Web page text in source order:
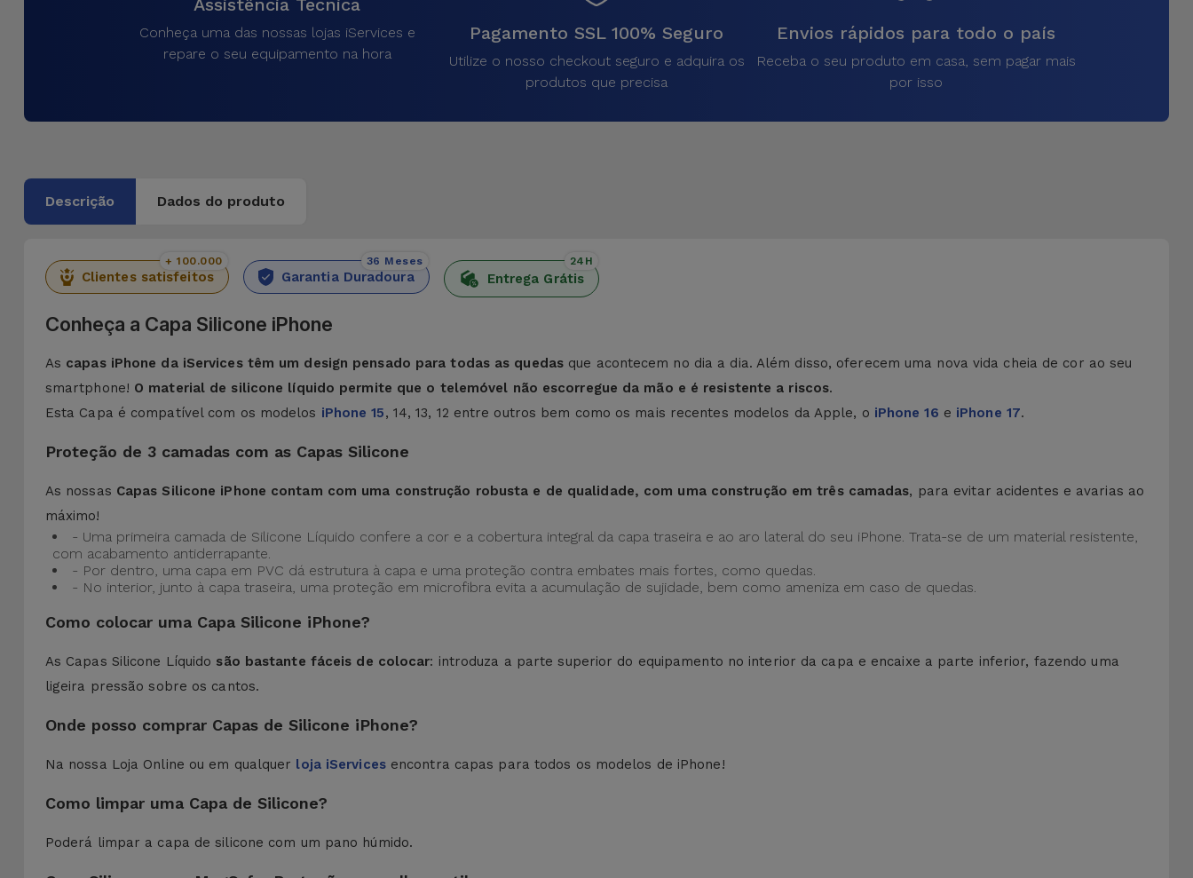
Assistência Técnica
Conheça uma das nossas lojas iServices e
repare o seu equipamento na hora
Pagamento SSL 100% Seguro
Utilize o nosso checkout seguro e adquira os
produtos que precisa
Envios rápidos para todo o país
Receba o seu produto em casa, sem pagar mais
por isso
Descrição Dados do produto
Clientes satisfeitos
+ 100.000
Garantia Duradoura
36 Meses
Entrega Grátis
24H
Conheça a Capa Silicone iPhone
As capas iPhone da iServices têm um design pensado para todas as quedas que acontecem no dia a dia. Além disso, oferecem uma nova vida cheia de cor ao seu
smartphone! O material de silicone líquido permite que o telemóvel não escorregue da mão e é resistente a riscos.
Esta Capa é compatível com os modelos iPhone 15, 14, 13, 12 entre outros bem como os mais recentes modelos da Apple, o iPhone 16 e iPhone 17.
Proteção de 3 camadas com as Capas Silicone
As nossas Capas Silicone iPhone contam com uma construção robusta e de qualidade, com uma construção em três camadas, para evitar acidentes e avarias ao
máximo!
- Uma primeira camada de Silicone Líquido confere a cor e a cobertura integral da capa traseira e ao aro lateral do seu iPhone. Trata-se de um material resistente,
com acabamento antiderrapante.
- Por dentro, uma capa em PVC dá estrutura à capa e uma proteção contra embates mais fortes, como quedas.
- No interior, junto à capa traseira, uma proteção em microfibra evita a acumulação de sujidade, bem como ameniza em caso de quedas.
Como colocar uma Capa Silicone iPhone?
As Capas Silicone Líquido são bastante fáceis de colocar: introduza a parte superior do equipamento no interior da capa e encaixe a parte inferior, fazendo uma
ligeira pressão sobre os cantos.
Onde posso comprar Capas de Silicone iPhone?
Na nossa Loja Online ou em qualquer loja iServicesencontra capas para todos os modelos de iPhone!
Como limpar uma Capa de Silicone?
Poderá limpar a capa de silicone com um pano húmido.